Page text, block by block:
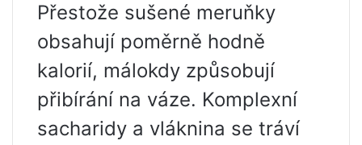
Přestože sušené meruňky
obsahují poměrně hodně
kalorií, málokdy způsobují
přibírání na váze. Komplexní
sacharidy a vláknina se tráví